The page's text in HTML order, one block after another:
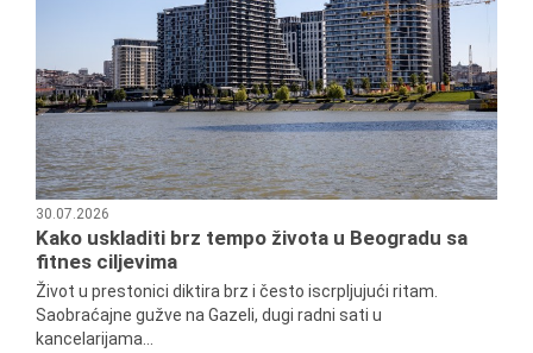
30.07.2026
Kako uskladiti brz tempo života u Beogradu sa
fitnes ciljevima
Život u prestonici diktira brz i često iscrpljujući ritam.
Saobraćajne gužve na Gazeli, dugi radni sati u
kancelarijama...